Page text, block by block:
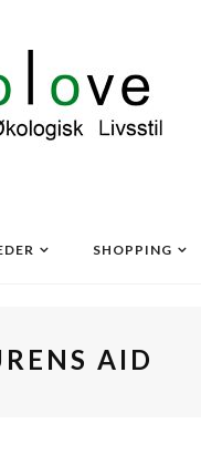
SHOPPING
AID